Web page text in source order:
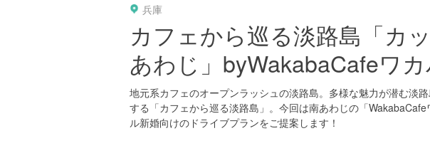
兵庫
カフェから巡る淡路島「カ
あわじ」byWakabaCafeワ
地元系カフェのオープンラッシュの淡路島。多様な魅力が潜む淡
する「カフェから巡る淡路島」。今回は南あわじの「
ル新婚向けのドライブプランをご提案します！